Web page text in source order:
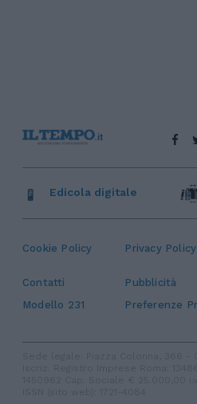
Cookie Policy Privacy Policy
Contatti Pubblicità
Modello 231
Preferenze
Edicola digitale